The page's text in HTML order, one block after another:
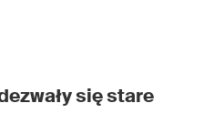
się stare